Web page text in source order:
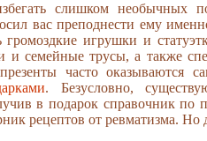
слишком необычных
вас преподнести ему
громоздкие игрушки и
и семейные трусы, а также
часто оказываются
. Безусловно,
в подарок справочник по
рецептов от ревматизма. Но